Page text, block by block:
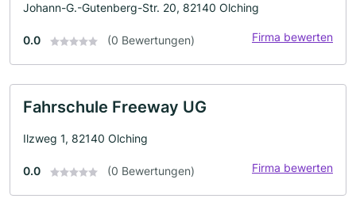
Johann-G.-Gutenberg-Str. 20, 82140 Olching
0.0 (0 Bewertungen) Firma bewerten
Fahrschule Freeway UG
Ilzweg 1, 82140 Olching
0.0 (0 Bewertungen) Firma bewerten